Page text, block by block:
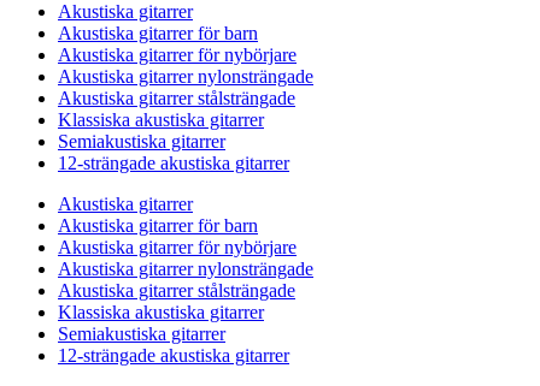
Akustiska gitarrer
Akustiska gitarrer för barn
Akustiska gitarrer för nybörjare
Akustiska gitarrer nylonsträngade
Akustiska gitarrer stålsträngade
Klassiska akustiska gitarrer
Semiakustiska gitarrer
12-strängade akustiska gitarrer
Akustiska gitarrer
Akustiska gitarrer för barn
Akustiska gitarrer för nybörjare
Akustiska gitarrer nylonsträngade
Akustiska gitarrer stålsträngade
Klassiska akustiska gitarrer
Semiakustiska gitarrer
12-strängade akustiska gitarrer